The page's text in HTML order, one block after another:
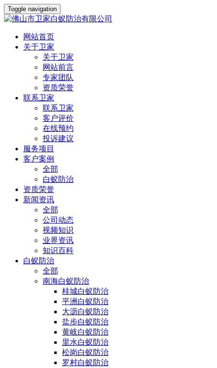
Toggle navigation
网站首页
关于卫家
关于卫家
网站前言
专家团队
资质荣誉
联系卫家
联系卫家
客户评价
在线预约
投诉建议
服务项目
客户案例
全部
白蚁防治
资质荣誉
新闻资讯
全部
公司动态
视频知识
业界资讯
知识百科
白蚁防治
全部
南海白蚁防治
桂城白蚁防治
平洲白蚁防治
大沥白蚁防治
盐步白蚁防治
黄岐白蚁防治
里水白蚁防治
松岗白蚁防治
罗村白蚁防治